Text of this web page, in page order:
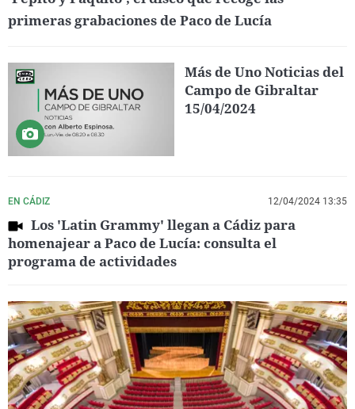
primeras grabaciones de Paco de Lucía
Más de Uno Noticias del
Campo de Gibraltar
15/04/2024
EN CÁDIZ 12/04/2024 13:35
Los 'Latin Grammy' llegan a Cádiz para
homenajear a Paco de Lucía: consulta el
programa de actividades